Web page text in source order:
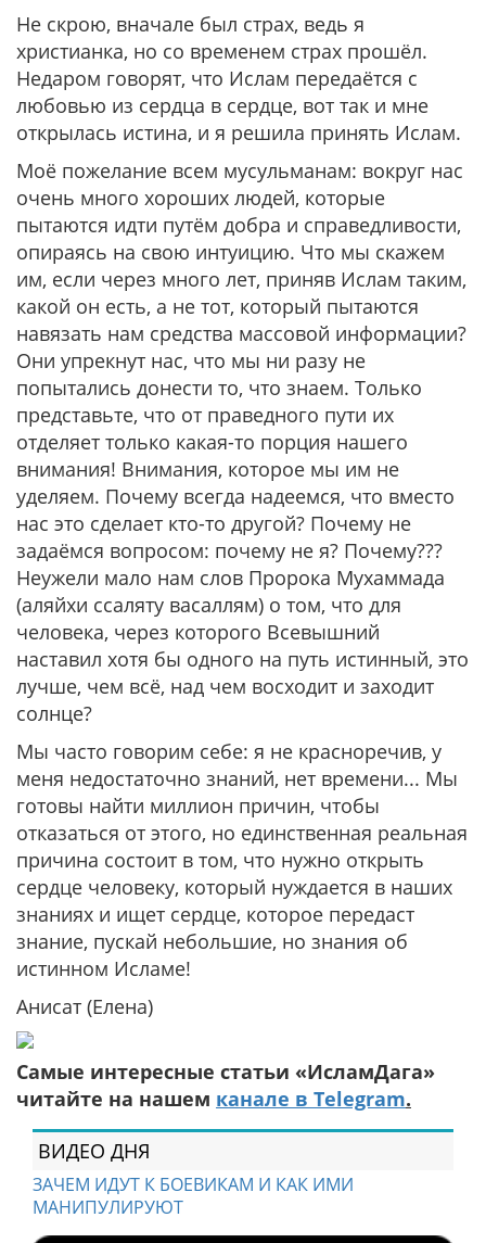
Не скрою, вначале был страх, ведь я
христианка, но со временем страх прошёл.
Недаром говорят, что Ислам передаётся с
любовью из сердца в сердце, вот так и мне
открылась истина, и я решила принять Ислам.
Моё пожелание всем мусульманам: вокруг нас
очень много хороших людей, которые
пытаются идти путём добра и справедливости,
опираясь на свою интуицию. Что мы скажем
им, если через много лет, приняв Ислам таким,
какой он есть, а не тот, который пытаются
навязать нам средства массовой информации?
Они упрекнут нас, что мы ни разу не
попытались донести то, что знаем. Только
представьте, что от праведного пути их
отделяет только какая-то порция нашего
внимания! Внимания, которое мы им не
уделяем. Почему всегда надеемся, что вместо
нас это сделает кто-то другой? Почему не
задаёмся вопросом: почему не я? Почему???
Неужели мало нам слов Пророка Мухаммада
(аляйхи ссаляту васаллям) о том, что для
человека, через которого Всевышний
наставил хотя бы одного на путь истинный, это
лучше, чем всё, над чем восходит и заходит
солнце?
Мы часто говорим себе: я не красноречив, у
меня недостаточно знаний, нет времени... Мы
готовы найти миллион причин, чтобы
отказаться от этого, но единственная реальная
причина состоит в том, что нужно открыть
сердце человеку, который нуждается в наших
знаниях и ищет сердце, которое передаст
знание, пускай небольшие, но знания об
истинном Исламе!
Анисат (Елена)
Самые интересные статьи «ИсламДага»
читайте на нашем канале в Telegram.
ВИДЕО ДНЯ
ЗАЧЕМ ИДУТ К БОЕВИКАМ И КАК ИМИ
МАНИПУЛИРУЮТ